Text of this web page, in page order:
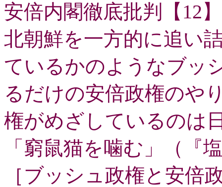
安倍内閣徹底批判【 12】
北朝鮮を一方的に追い
ているかのようなブッ
るだけの安倍政権のや
権がめざしているのは
「窮鼠猫を噛む」（『
［ブッシュ政権と安倍